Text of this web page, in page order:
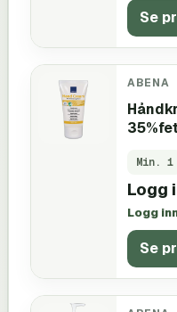
Se
ABENA
Min. 1
Logg
Logg
Se